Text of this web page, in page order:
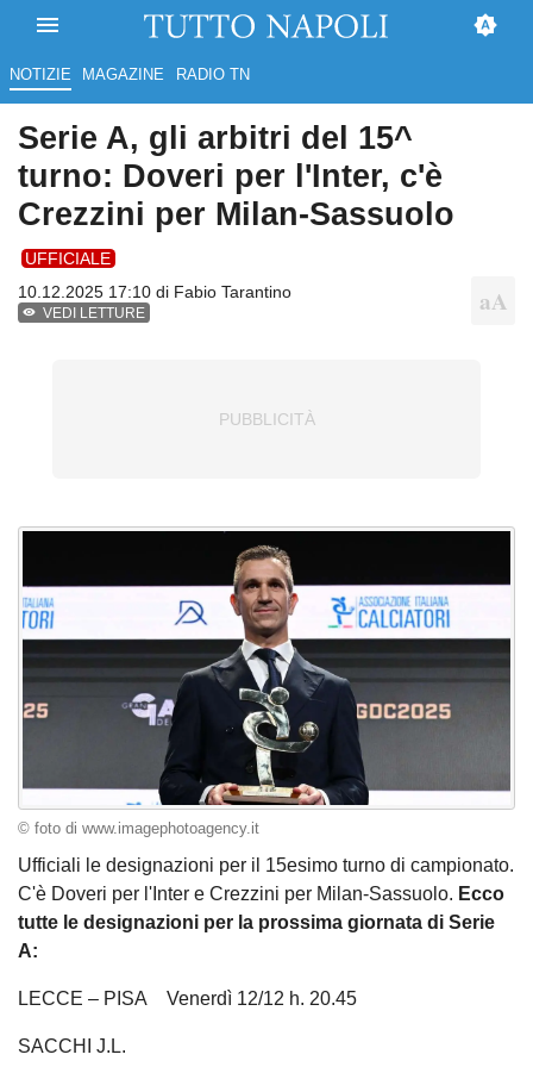
NOTIZIE MAGAZINE RADIO TN
Serie A, gli arbitri del 15^
turno: Doveri per l'Inter, c'è
Crezzini per Milan-Sassuolo
UFFICIALE
10.12.2025 17:10 di Fabio Tarantino
VEDI LETTURE
© foto di www.imagephotoagency.it
Ufficiali le designazioni per il 15esimo turno di campionato.
C'è Doveri per l'Inter e Crezzini per Milan-Sassuolo. Ecco
tutte le designazioni per la prossima giornata di Serie
A:
LECCE – PISA Venerdì 12/12 h. 20.45
SACCHI J.L.